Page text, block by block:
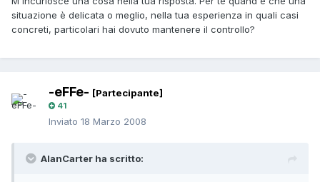
situazione è delicata o meglio, nella tua esperienza in quali casi
concreti, particolari hai dovuto mantenere il controllo?
-eFFe- [Partecipante]
41
Inviato 18 Marzo 2008
AlanCarter ha scritto: